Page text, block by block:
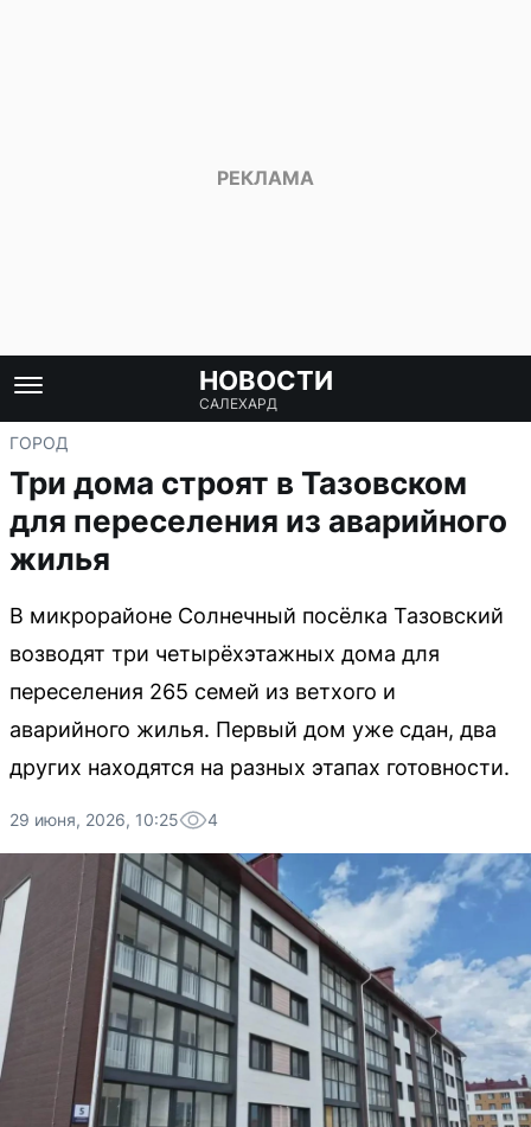
НОВОСТИ
САЛЕХАРД
ГОРОД
Три дома строят в Тазовском
для переселения из аварийного
жилья
В микрорайоне Солнечный посёлка Тазовский
возводят три четырёхэтажных дома для
переселения 265 семей из ветхого и
аварийного жилья. Первый дом уже сдан, два
других находятся на разных этапах готовности.
29 июня, 2026, 10:25 4